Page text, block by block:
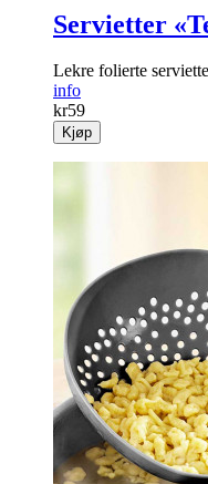
Servietter
Lekre folierte
info
kr59
Kjøp